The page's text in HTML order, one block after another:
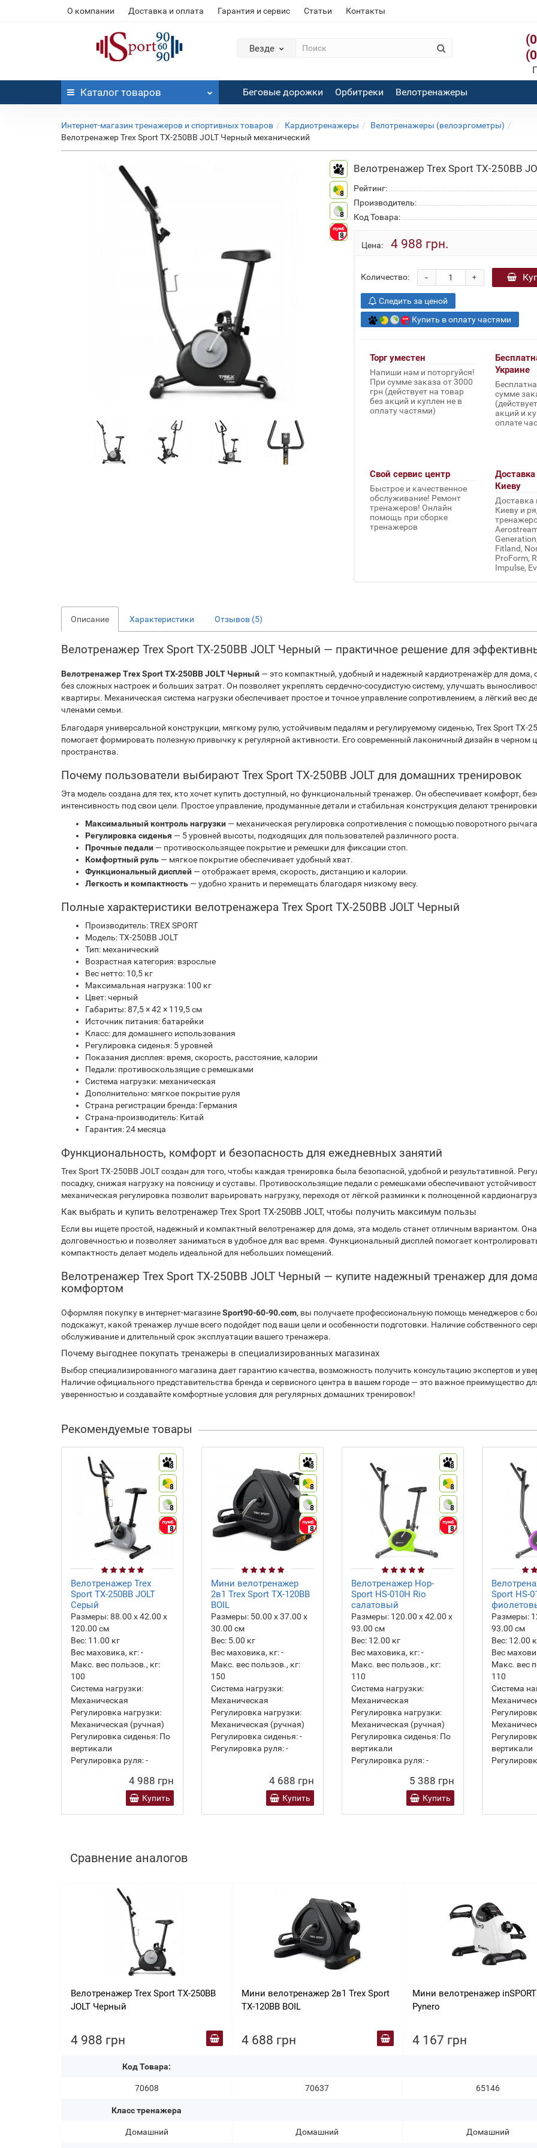
О компании Доставка и оплата Гарантия и сервис Статьи Контакты
Везде
Каталог товаров Беговые дорожки Орбитреки Велотренажеры
Интернет-магазин тренажеров и спортивных товаров Кардиотренажеры
Велотренажеры (велоэргометры)
Велотренажер Trex Sport TX-250BB JOLT Черный механический
8
8
8
8
Велотренажер Trex Sport TX-250BB
Рейтинг:
Производитель:
Код Товара:
Цена: 4 988 грн.
Количество: +
-
Следить за ценой
Купить в оплату частями
Торг уместен
Напиши нам и поторгуйся!
При сумме заказа от 3000
грн (действует на товар
без акций и куплен не в
оплату частями)
Украине
сумме
акций и
оплате
Свой сервис центр
Быстрое и качественное
обслуживание! Ремонт
тренажеров! Онлайн
помощь при сборке
тренажеров
Киеву
Доставка
Киеву и
Fitland,
ProForm,
Impulse,
Описание Характеристики Отзывов (5)
Велотренажер Trex Sport TX-250BB JOLT Черный — практичное решение для
Велотренажер Trex Sport TX-250BB JOLT Черный — это компактный, удобный и надежный кардиотренажёр для дома,
без сложных настроек и больших затрат. Он позволяет укреплять сердечно-сосудистую систему, улучшать
квартиры. Механическая система нагрузки обеспечивает простое и точное управление сопротивлением, а лёгкий вес
членами семьи.
Благодаря универсальной конструкции, мягкому рулю, устойчивым педалям и регулируемому сиденью, Trex Sport TX-
помогает формировать полезную привычку к регулярной активности. Его современный лаконичный дизайн в черном
пространства.
Почему пользователи выбирают Trex Sport TX-250BB JOLT для домашних тренировок
Эта модель создана для тех, кто хочет купить доступный, но функциональный тренажер. Он обеспечивает комфорт,
интенсивность под свои цели. Простое управление, продуманные детали и стабильная конструкция делают
Максимальный контроль нагрузки — механическая регулировка сопротивления с помощью поворотного
Регулировка сиденья — 5 уровней высоты, подходящих для пользователей различного роста.
Прочные педали — противоскользящее покрытие и ремешки для фиксации стоп.
Комфортный руль — мягкое покрытие обеспечивает удобный хват.
Функциональный дисплей — отображает время, скорость, дистанцию и калории.
Легкость и компактность — удобно хранить и перемещать благодаря низкому весу.
Полные характеристики велотренажера Trex Sport TX-250BB JOLT Черный
Производитель: TREX SPORT
Модель: TX-250BB JOLT
Тип: механический
Возрастная категория: взрослые
Вес нетто: 10,5 кг
Максимальная нагрузка: 100 кг
Цвет: черный
Габариты: 87,5 × 42 × 119,5 см
Источник питания: батарейки
Класс: для домашнего использования
Регулировка сиденья: 5 уровней
Показания дисплея: время, скорость, расстояние, калории
Педали: противоскользящие с ремешками
Система нагрузки: механическая
Дополнительно: мягкое покрытие руля
Страна регистрации бренда: Германия
Страна-производитель: Китай
Гарантия: 24 месяца
Функциональность, комфорт и безопасность для ежедневных занятий
Trex Sport TX-250BB JOLT создан для того, чтобы каждая тренировка была безопасной, удобной и результативной.
посадку, снижая нагрузку на поясницу и суставы. Противоскользящие педали с ремешками обеспечивают
механическая регулировка позволит варьировать нагрузку, переходя от лёгкой разминки к полноценной
Как выбрать и купить велотренажер Trex Sport TX-250BB JOLT, чтобы получить максимум пользы
Если вы ищете простой, надежный и компактный велотренажер для дома, эта модель станет отличным вариантом. Она
долговечностью и позволяет заниматься в удобное для вас время. Функциональный дисплей помогает
компактность делает модель идеальной для небольших помещений.
Велотренажер Trex Sport TX-250BB JOLT Черный — купите надежный тренажер для
комфортом
Оформляя покупку в интернет-магазинеSport90-60-90.com, вы получаете профессиональную помощь менеджеров с
подскажут, какой тренажер лучше всего подойдет под ваши цели и особенности подготовки. Наличие собственного
обслуживание и длительный срок эксплуатации вашего тренажера.
Почему выгоднее покупать тренажеры в специализированных магазинах
Выбор специализированного магазина дает гарантию качества, возможность получить консультацию экспертов и
Наличие официального представительства бренда и сервисного центра в вашем городе — это важное преимущество
уверенностью и создавайте комфортные условия для регулярных домашних тренировок!
Рекомендуемые товары
8
8
8
8
Велотренажер Trex
Sport TX-250BB JOLT
Серый
Размеры:88.00 х 42.00 х
120.00 см
Вес: 11.00 кг
Вес маховика, кг:-
Макс. вес пользов., кг:
100
Система нагрузки:
Механическая
Регулировка нагрузки:
Механическая (ручная)
Регулировка сиденья: По
вертикали
Регулировка руля:-
4 988 грн
Купить
8
8
8
8
Мини велотренажер
2в1 Trex Sport TX-120BB
BOIL
Размеры: 50.00 х 37.00 х
30.00 см
Вес: 5.00 кг
Вес маховика, кг:-
Макс. вес пользов., кг:
150
Система нагрузки:
Механическая
Регулировка нагрузки:
Механическая (ручная)
Регулировка сиденья:-
Регулировка руля:-
4 688 грн
Купить
8
8
8
8
Велотренажер Hop-
Sport HS-010H Rio
салатовый
Размеры: 120.00 х 42.00 х
93.00 см
Вес: 12.00 кг
Вес маховика, кг:-
Макс. вес пользов., кг:
110
Система нагрузки:
Механическая
Регулировка нагрузки:
Механическая (ручная)
Регулировка сиденья: По
вертикали
Регулировка руля:-
5 388 грн
Купить
Sport HS-
Размеры:
93.00 см
Вес: 12.00
Вес
Макс. вес
110
Система
вертикали
Сравнение аналогов
Велотренажер Trex Sport TX-250BB
JOLT Черный
4 988 грн
Код Товара:
70608
Класс тренажера
Домашний
Мини велотренажер 2в1 Trex Sport
TX-120BB BOIL
4 688 грн
70637
Домашний
Мини велотренажер
Pynero
4 167 грн
65146
Домашний